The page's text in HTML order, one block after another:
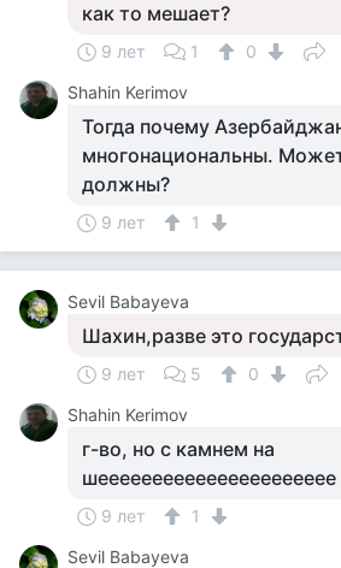
как то мешает?
9 лет 1
0
Shahin Kerimov
Тогда почему
многонациональны.
должны?
9 лет 1
Sevil Babayeva
Шахин,разве это
9 лет 5
0
Shahin Kerimov
г-во, но с камнем на
шееееееееееееееееееееее
9 лет
1
Sevil Babayeva